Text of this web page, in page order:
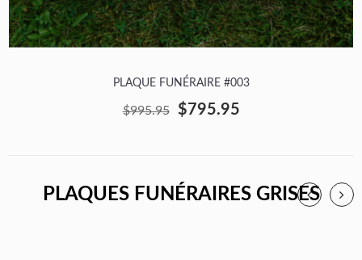
PLAQUE FUNÉRAIRE #003
$995.95 $795.95
PLAQUES FUNÉRAIRES GRISES